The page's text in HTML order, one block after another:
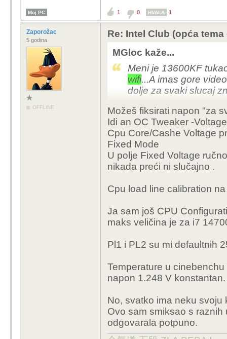
Moj PC 1 0 HVALA 1
Zaporožac
5 godina
OFFLINE
Re: Intel Club (opća
MGloc kaže...
Meni je 13600KF
wifi...A imas gore
dolje za svaki slucaj
Edit: uspio sam naci
Ne moras ti nista
ako se ne ides u
Degradirali su
nisu nista poduzeli
Ja sam svoj 13600KF
ide niti blizu 1.4v, na
jer sve postavke koje
ne moze drzat niti
Možeš fiksirati napon "za
Idi an OC Tweaker -
Cpu Core/Cashe Voltage
Fixed Mode
U polje Fixed Voltage
nikada preći ni slučajno .
Cpu load line calibration
Ja sam još CPU
maks veličina je za i7
Pl1 i PL2 su mi defaultnih
Temperature u
napon 1.248 V konstantan.
No, svatko ima neku svoju
Ovo sam smiksao s raznih
odgovarala potpuno.